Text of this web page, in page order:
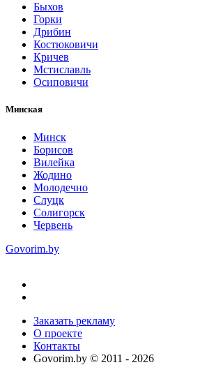
Быхов
Горки
Дрибин
Костюковичи
Кричев
Мстиславль
Осиповичи
Минская
Минск
Борисов
Вилейка
Жодино
Молодечно
Слуцк
Солигорск
Червень
Govorim.by
Заказать рекламу
О проекте
Контакты
Govorim.by © 2011 - 2026